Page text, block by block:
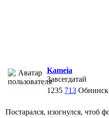
Kameia
Завсегдатай
1235 713 Обнинск
Постарался, изогнулся, чтоб